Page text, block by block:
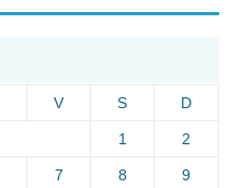
V S D
1 2
7 8 9